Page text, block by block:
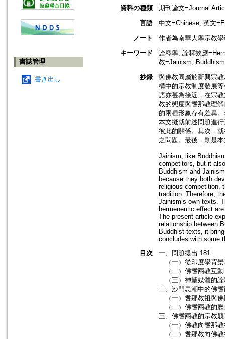
書誌管理
書き出し
資料の種類
期刊論文=Journal
言語
中文=Chinese; 英文
ノート
作者為南華大學宗教
キーワード
詮釋學; 詮釋效應
教=Jainism; Buddhism
抄録
與佛教同屬於新興宗
構中的宗教制度發展
語亦甚為接近，在宗
教的態度與耆那教理
的兩種形象存有差異
本文擬就前述問題進
彼此的關係。其次，
之問題。最後，則是
Jainism, like
competitors, but it
Buddhism and
because they both
religious competition,
tradition. Therefore,
Jainism’s own texts.
hermeneutic effect
The present article
relationship between
Buddhist texts, it
concludes with some
目次
一、問題提出 181
（一）從印度學背景
（二）佛耆兩教互動
（三）神聖媒體的詮
二、沙門思潮中的佛
（一）耆那教祖與佛
（二）佛耆兩教的歷
三、佛耆兩教的宗教
（一）佛教向耆那教
（二）耆那教向佛教